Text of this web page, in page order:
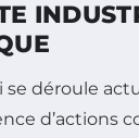
se déroule
d’actions